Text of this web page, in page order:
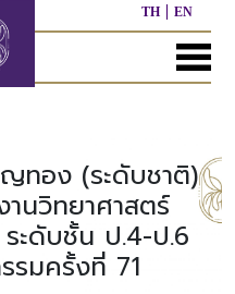
TH EN
ญทอง (ระดับชาติ)
านวิทยาศาสตร์
ะดับชั้น ป.4-ป.6
รมครั้งที่ 71